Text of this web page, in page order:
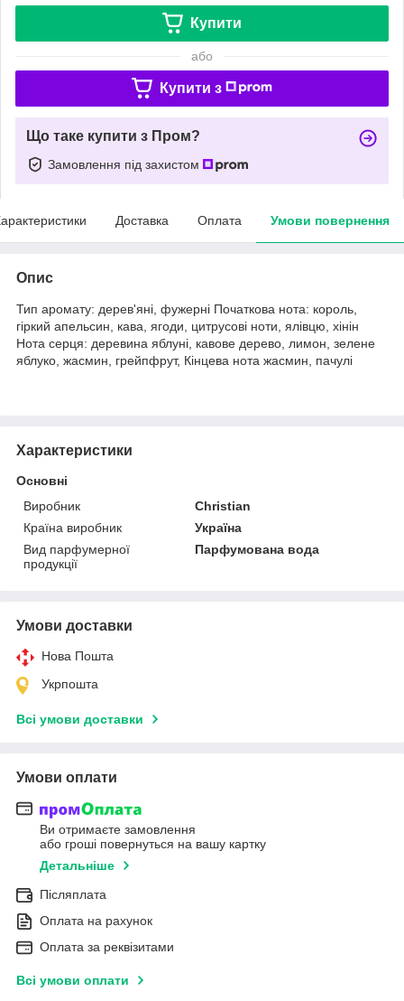
Купити
або
Купити з
Що таке купити з Пром?
Замовлення під захистом
Доставка Оплата Умови повернення
Опис
Тип аромату: дерев'яні, фужерні Початкова нота: король,
гіркий апельсин, кава, ягоди, цитрусові ноти, ялівцю, хінін
Нота серця: деревина яблуні, кавове дерево, лимон, зелене
яблуко, жасмин, грейпфрут, Кінцева нота жасмин, пачулі
Характеристики
Основні
Виробник
Christian
Країна виробник
Україна
Вид парфумерної
продукції
Парфумована вода
Умови доставки
Нова Пошта
Укрпошта
Всі умови доставки
Умови оплати
Ви отримаєте замовлення
або гроші повернуться на вашу картку
Детальніше
Післяплата
Оплата на рахунок
Оплата за реквізитами
Всі умови оплати